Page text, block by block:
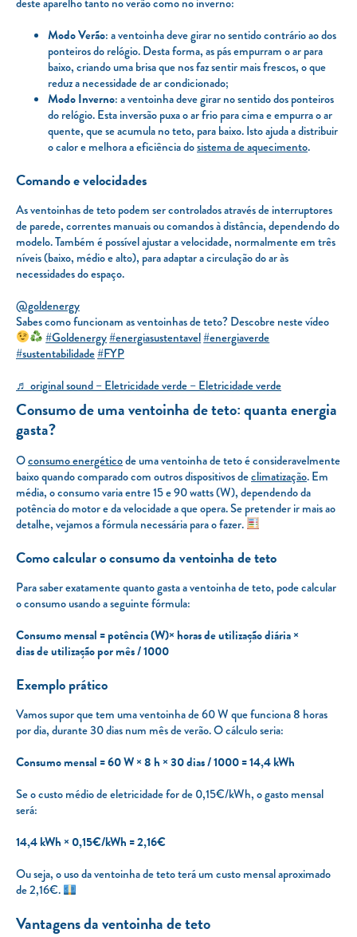
Modo Verão: a ventoinha deve girar no sentido contrário ao dos
ponteiros do relógio. Desta forma, as pás empurram o ar para
baixo, criando uma brisa que nos faz sentir mais frescos, o que
reduz a necessidade de ar condicionado;
Modo Inverno: a ventoinha deve girar no sentido dos ponteiros
do relógio. Esta inversão puxa o ar frio para cima e empurra o ar
quente, que se acumula no teto, para baixo. Isto ajuda a distribuir
o calor e melhora a eficiência dosistema de aquecimento.
Comando e velocidades
As ventoinhas de teto podem ser controlados através de interruptores
de parede, correntes manuais ou comandos à distância, dependendo do
modelo. Também é possível ajustar a velocidade, normalmente em três
níveis (baixo, médio e alto), para adaptar a circulação do ar às
necessidades do espaço.
@goldenergy
Sabes como funcionam as ventoinhas de teto? Descobre neste vídeo
#Goldenergy#energiasustentavel#energiaverde
#sustentabilidade#FYP
♬ original sound – Eletricidade verde – Eletricidade verde
Consumo de uma ventoinha de teto: quanta energia
gasta?
Oconsumo energéticode uma ventoinha de teto é consideravelmente
baixo quando comparado com outros dispositivos declimatização. Em
média, o consumo varia entre 15 e 90 watts (W), dependendo da
potência do motor e da velocidade a que opera. Se pretender ir mais ao
detalhe, vejamos a fórmula necessária para o fazer.
Como calcular o consumo da ventoinha de teto
Para saber exatamente quanto gasta a ventoinha de teto, pode calcular
o consumo usando a seguinte fórmula:
Consumo mensal = potência (W)× horas de utilização diária ×
dias de utilização por mês / 1000
Exemplo prático
Vamos supor que tem uma ventoinha de 60 W que funciona 8 horas
por dia, durante 30 dias num mês de verão. O cálculo seria:
Consumo mensal = 60 W × 8 h × 30 dias / 1000 = 14,4 kWh
Se o custo médio de eletricidade for de 0,15€/kWh, o gasto mensal
será:
14,4 kWh × 0,15€/kWh = 2,16€
Ou seja, o uso da ventoinha de teto terá um custo mensal aproximado
de 2,16€.
Vantagens da ventoinha de teto